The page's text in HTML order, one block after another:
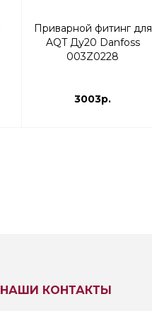
Приварной фитинг для
AQT Ду20 Danfoss
003Z0228
3003р.
НАШИ КОНТАКТЫ